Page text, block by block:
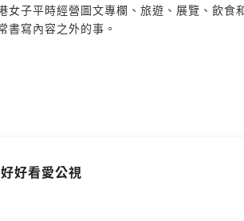
女子平時經營圖文專欄、旅遊、展覽、飲
書寫內容之外的事。
：
好看愛公視